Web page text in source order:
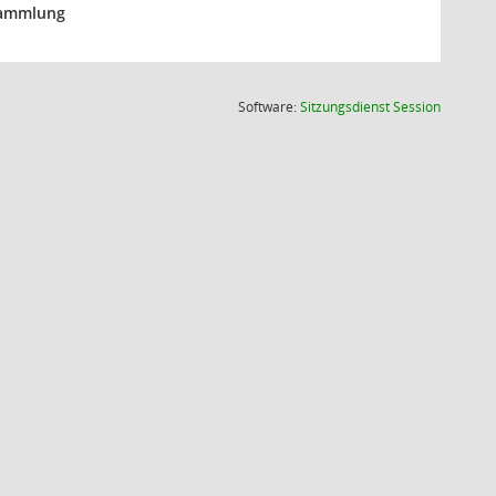
Software:SitzungsdienstSession(Wird in